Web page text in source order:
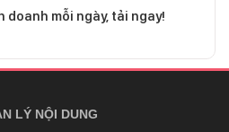
doanh mỗi ngày, tải ngay!
LÝ NỘI DUNG